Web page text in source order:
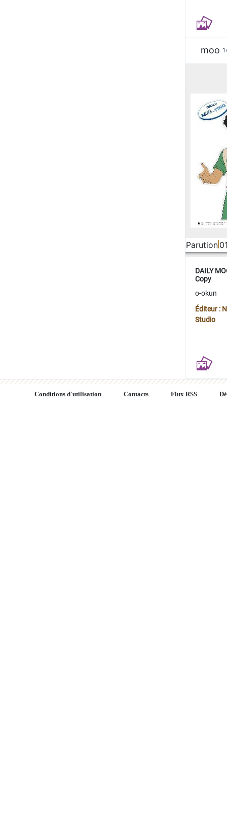
moo
Parution
DAILY
Copy
o-okun
Éditeur :
Studio
Conditions d'utilisation Contacts Flux RSS